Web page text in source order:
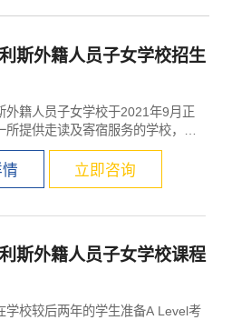
斯外籍人员子女学校招生
外籍人员子女学校于2021年9月正
所提供走读及寄宿服务的学校，为6
供卓...
立即咨询
斯外籍人员子女学校课程
学校较后两年的学生准备A Level考